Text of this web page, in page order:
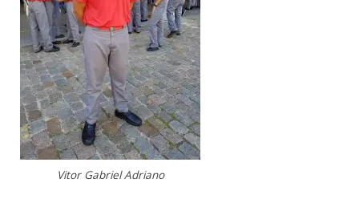
Vitor Gabriel Adriano